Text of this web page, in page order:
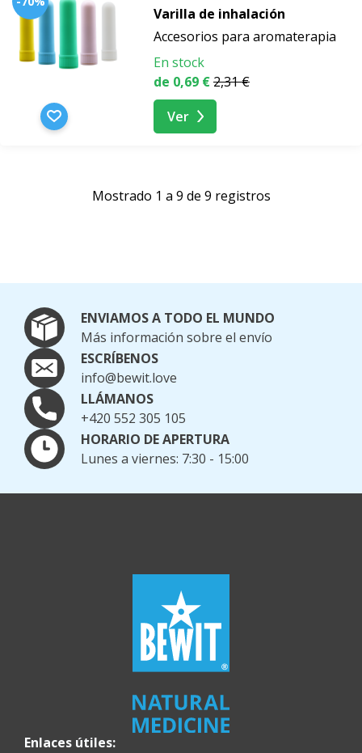
Varilla de inhalación
Accesorios para aromaterapia
En stock
de 0,69 €2,31 €
Ver
Mostrado 1 a 9 de 9 registros
ENVIAMOS A TODO EL MUNDO
Más información sobre el envío
ESCRÍBENOS
info@bewit.love
LLÁMANOS
+420 552 305 105
HORARIO DE APERTURA
Lunes a viernes: 7:30 - 15:00
Enlaces útiles: